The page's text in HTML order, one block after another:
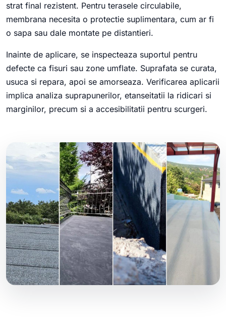
strat final rezistent. Pentru terasele circulabile,
membrana necesita o protectie suplimentara, cum ar fi
o sapa sau dale montate pe distantieri.
Inainte de aplicare, se inspecteaza suportul pentru
defecte ca fisuri sau zone umflate. Suprafata se curata,
usuca si repara, apoi se amorseaza. Verificarea aplicarii
implica analiza suprapunerilor, etanseitatii la ridicari si
marginilor, precum si a accesibilitatii pentru scurgeri.